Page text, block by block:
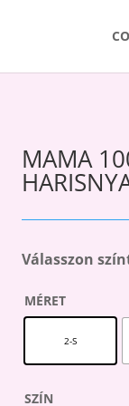
MAMA
Válasszon
MÉRET
2-S
SZÍN